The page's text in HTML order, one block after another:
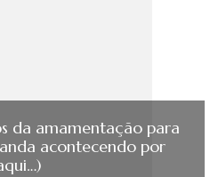
da amamentação para
acontecendo por